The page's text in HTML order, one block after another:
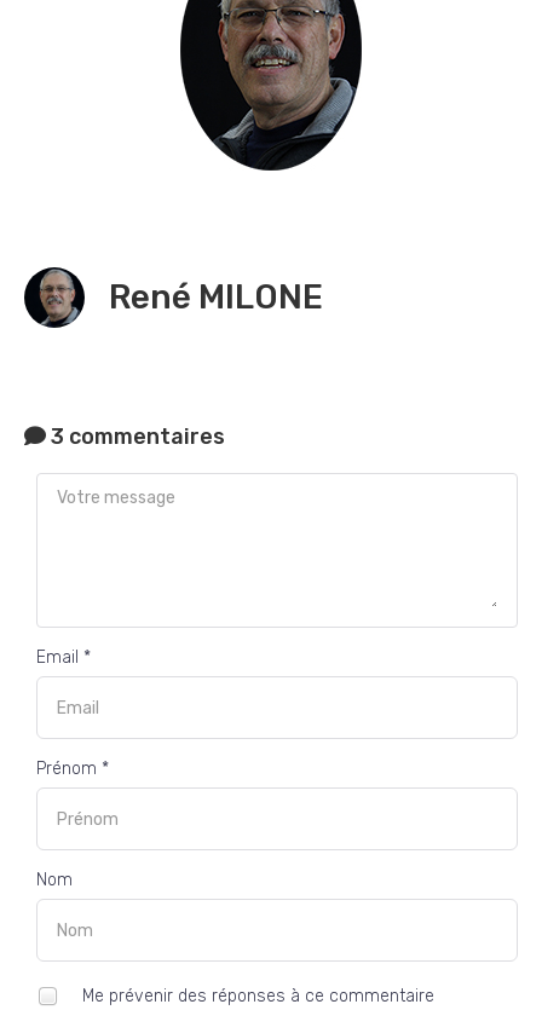
René MILONE
3 commentaires
Email *
Prénom *
Nom
Me prévenir des réponses à ce commentaire